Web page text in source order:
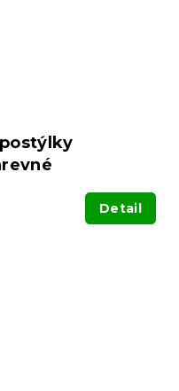
Detail